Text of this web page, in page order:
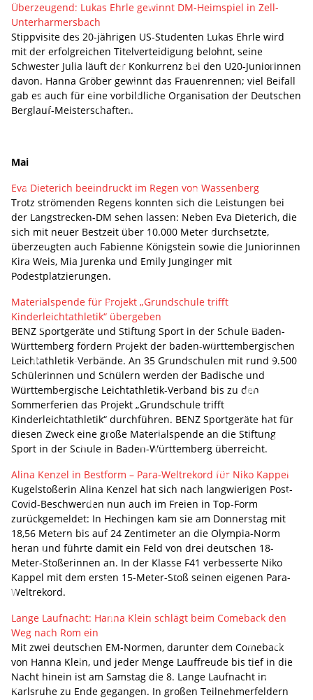
Überzeugend: Lukas Ehrle gewinnt DM-Heimspiel in Zell-
Unterharmersbach
Stippvisite des 20-jährigen US-Studenten Lukas Ehrle wird
mit der erfolgreichen Titelverteidigung belohnt, seine
Schwester Julia läuft der Konkurrenz bei den U20-Juniorinnen
davon. Hanna Gröber gewinnt das Frauenrennen; viel Beifall
gab es auch für eine vorbildliche Organisation der Deutschen
Berglauf-Meisterschaften.
Mai
Eva Dieterich beeindruckt im Regen von Wassenberg
Trotz strömenden Regens konnten sich die Leistungen bei
der Langstrecken-DM sehen lassen: Neben Eva Dieterich, die
sich mit neuer Bestzeit über 10.000 Meter durchsetzte,
überzeugten auch Fabienne Königstein sowie die Juniorinnen
Kira Weis, Mia Jurenka und Emily Junginger mit
Podestplatzierungen.
Materialspende für Projekt „Grundschule trifft
Kinderleichtathletik“ übergeben
BENZ Sportgeräte und Stiftung Sport in der Schule Baden-
Württemberg fördern Projekt der baden-württembergischen
Leichtathletik-Verbände. An 35 Grundschulen mit rund 9.500
Schülerinnen und Schülern werden der Badische und
Württembergische Leichtathletik-Verband bis zu den
Sommerferien das Projekt „Grundschule trifft
Kinderleichtathletik“ durchführen. BENZ Sportgeräte hat für
diesen Zweck eine große Materialspende an die Stiftung
Sport in der Schule in Baden-Württemberg überreicht.
Alina Kenzel in Bestform – Para-Weltrekord für Niko Kappel
Kugelstoßerin Alina Kenzel hat sich nach langwierigen Post-
Covid-Beschwerden nun auch im Freien in Top-Form
zurückgemeldet: In Hechingen kam sie am Donnerstag mit
18,56 Metern bis auf 24 Zentimeter an die Olympia-Norm
heran und führte damit ein Feld von drei deutschen 18-
Meter-Stoßerinnen an. In der Klasse F41 verbesserte Niko
Kappel mit dem ersten 15-Meter-Stoß seinen eigenen Para-
Weltrekord.
Lange Laufnacht: Hanna Klein schlägt beim Comeback den
Weg nach Rom ein
Mit zwei deutschen EM-Normen, darunter dem Comeback
von Hanna Klein, und jeder Menge Lauffreude bis tief in die
Nacht hinein ist am Samstag die 8. Lange Laufnacht in
Karlsruhe zu Ende gegangen. In großen Teilnehmerfeldern